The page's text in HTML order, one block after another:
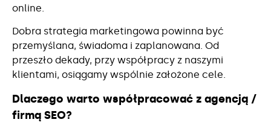
online.
Dobra strategia marketingowa powinna być
przemyślana, świadoma i zaplanowana. Od
przeszło dekady, przy współpracy z naszymi
klientami, osiągamy wspólnie założone cele.
Dlaczego warto współpracować z agencją /
firmą SEO?